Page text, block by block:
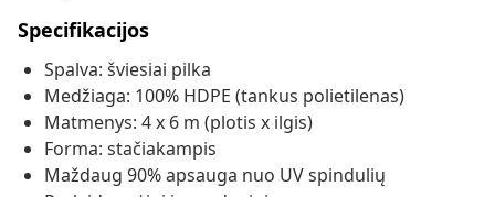
Specifikacijos
Spalva: šviesiai pilka
Medžiaga: 100% HDPE (tankus polietilenas)
Matmenys: 4 x 6 m (plotis x ilgis)
Forma: stačiakampis
Maždaug 90% apsauga nuo UV spindulių